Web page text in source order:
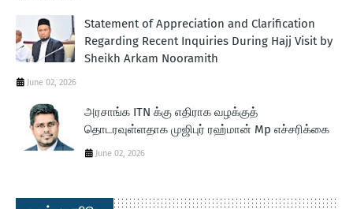
Statement of Appreciation and Clarification
Regarding Recent Inquiries During Hajj Visit by
Sheikh Arkam Nooramith
June 02, 2026
அரசாங்க ITN க்கு எதிராக வழக்குத்
தொடரவுள்ளதாக முஜிபுர் ரஹ்மான் Mp எச்சரிக்கை
June 02, 2026